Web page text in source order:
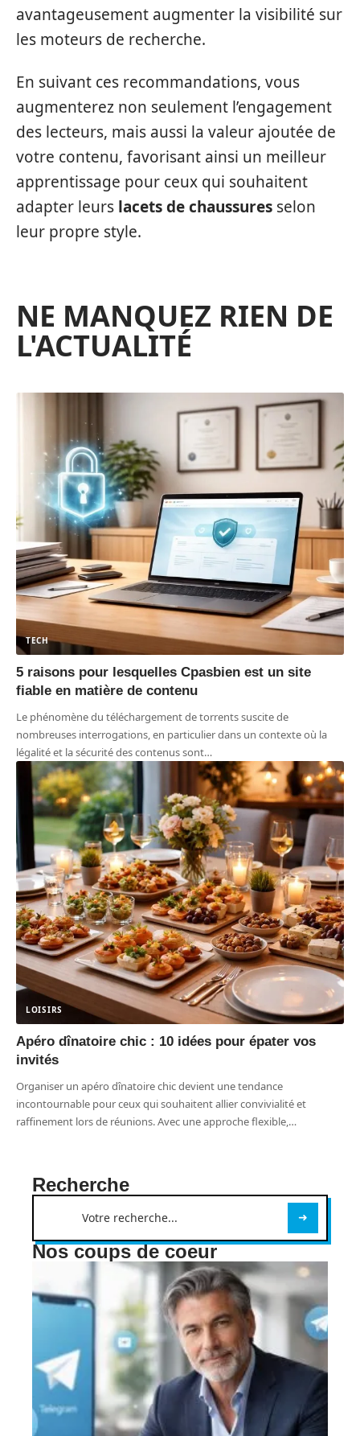
avantageusement augmenter la visibilité sur
les moteurs de recherche.
En suivant ces recommandations, vous
augmenterez non seulement l’engagement
des lecteurs, mais aussi la valeur ajoutée de
votre contenu, favorisant ainsi un meilleur
apprentissage pour ceux qui souhaitent
adapter leurs lacets de chaussures selon
leur propre style.
NE MANQUEZ RIEN DE
L'ACTUALITÉ
TECH
5 raisons pour lesquelles Cpasbien est un site
fiable en matière de contenu
Le phénomène du téléchargement de torrents suscite de
nombreuses interrogations, en particulier dans un contexte où la
légalité et la sécurité des contenus sont…
LOISIRS
Apéro dînatoire chic : 10 idées pour épater vos
invités
Organiser un apéro dînatoire chic devient une tendance
incontournable pour ceux qui souhaitent allier convivialité et
raffinement lors de réunions. Avec une approche flexible,…
Recherche
Nos coups de coeur